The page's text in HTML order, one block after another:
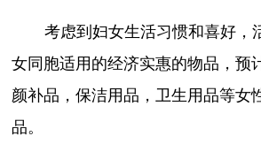
考虑到妇女生活习惯和喜好，
女同胞适用的经济实惠的物品，预
颜补品，保洁用品，卫生用品等女
品。